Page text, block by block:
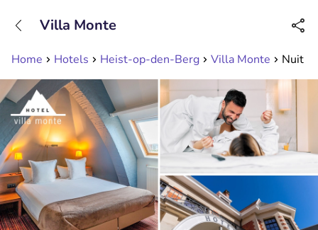
Disponible jusqu'à 23:00 heures
Home Hotels Heist-op-den-Berg Villa Monte Nuit
Villa Monte